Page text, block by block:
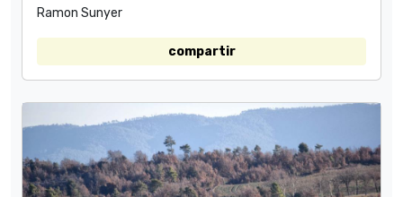
Ramon Sunyer
compartir